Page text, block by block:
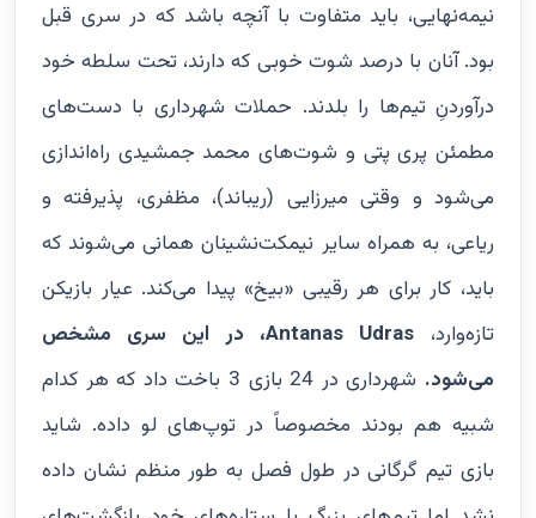
نیمه‌نهایی، باید متفاوت با آنچه باشد که در سری قبل
بود. آنان با درصد شوت‌ خوبی که دارند، تحت سلطه خود
درآوردنِ تیم‌ها را بلدند. حملات شهرداری با دست‌های
مطمئن پری پتی و شوت‌های محمد جمشیدی راه‌اندازی
می‌شود و وقتی میرزایی (ریباند)، مظفری، پذیرفته و
ریاعی، به همراه سایر نیمکت‌نشینان همانی می‌شوند که
باید، کار برای هر رقیبی «بیخ» پیدا می‌کند. عیار بازیکن
تازه‌وارد،Antanas Udras، در این سری مشخص
می‌شود.
شهرداری در 24 بازی 3 باخت داد که هر کدام
شبیه هم بودند مخصوصاً در توپ‌های لو داده. شاید
بازی تیم گرگانی در طول فصل به طور منظم نشان داده